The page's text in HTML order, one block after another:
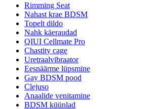
Rimming Seat
Nahast krae BDSM
Topelt dildo
Nahk käeraudad
QIUI Cellmate Pro
Chastity cage
Uretraalvibraator
Eesnäärme lüpsmine
Gay BDSM pood
Clejuso
Anaalide venitamine
BDSM küünlad